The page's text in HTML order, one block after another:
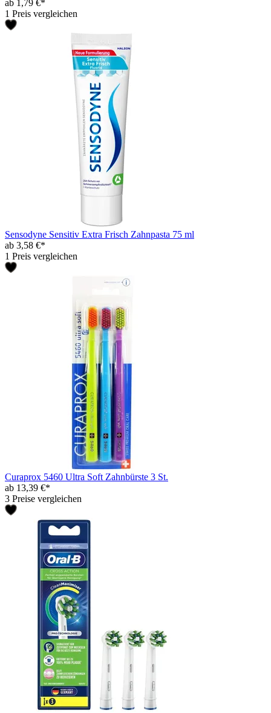
ab 1,79 €*
1 Preis vergleichen
Sensodyne Sensitiv Extra Frisch Zahnpasta 75 ml
ab 3,58 €*
1 Preis vergleichen
Curaprox 5460 Ultra Soft Zahnbürste 3 St.
ab 13,39 €*
3 Preise vergleichen